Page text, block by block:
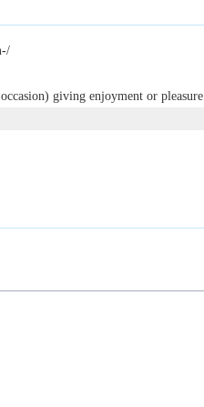
/
giving enjoyment or pleasure.